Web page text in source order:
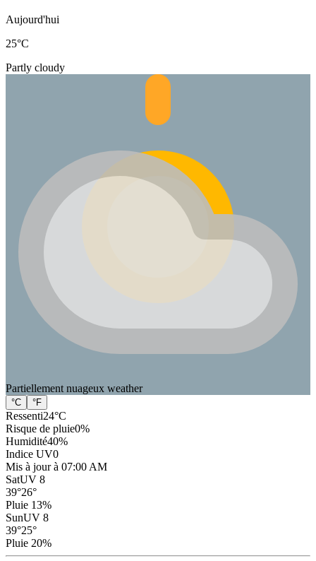
Aujourd'hui
25°C
Partly cloudy
Partiellement nuageux weather
°C °F
Ressenti24°C
Risque de pluie0%
Humidité40%
Indice UV0
Mis à jour à 07:00 AM
SatUV 8
39°26°
Pluie 13%
SunUV 8
39°25°
Pluie 20%